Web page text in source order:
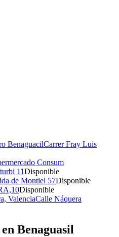
BenaguacilCarrer Fray Luis
Consum
11Disponible
de Montiel 57Disponible
Disponible
ValenciaCalle Náquera
Benaguasil